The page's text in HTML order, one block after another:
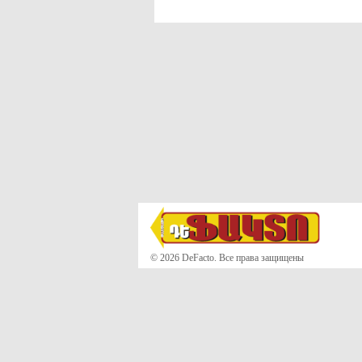
© 2026 DeFacto. Все права защищены